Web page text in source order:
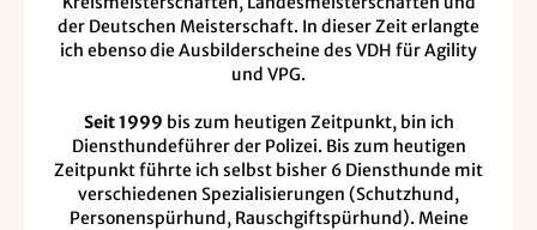
der Deutschen Meisterschaft. In dieser Zeit erlangte
ich ebenso die Ausbilderscheine des VDH für Agility
und VPG.
Seit 1999 bis zum heutigen Zeitpunkt, bin ich
Diensthundeführer der Polizei. Bis zum heutigen
Zeitpunkt führte ich selbst bisher 6 Diensthunde mit
verschiedenen Spezialisierungen (Schutzhund,
Personenspürhund, Rauschgiftspürhund). Meine